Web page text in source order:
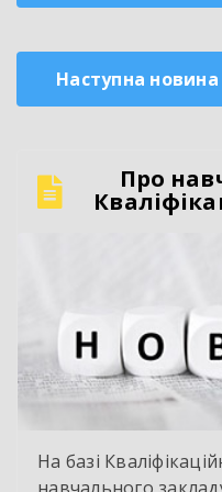
записів
Наступна новина
Про
На базі